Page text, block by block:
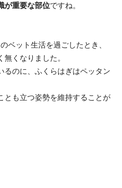
が重要な部位ですね。
ベット生活を過ごしたとき、
くなりました。
るのに、ふくらはぎはペッタン
とも立つ姿勢を維持することが